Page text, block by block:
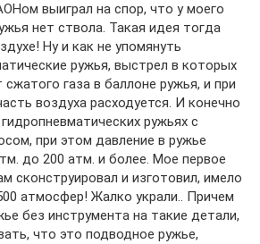
выиграл на спор, что у моего
нет ствола. Такая идея тогда
Ну и как не упомянуть
ружья, выстрел в которых
газа в баллоне ружья, и при
воздуха расходуется. И конечно
ружьях с
при этом давление в ружье
до 200 атм. и более. Мое первое
сконструировал и изготовил, имело
атмосфер! Жалко украли.. Причем
без инструмента на такие детали,
что это подводное ружье,